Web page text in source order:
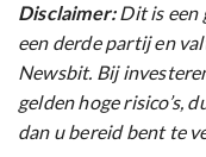
Disclaimer:Dit is een
een derde partij en
Newsbit. Bij
gelden hoge risico’s,
dan u bereid bent te